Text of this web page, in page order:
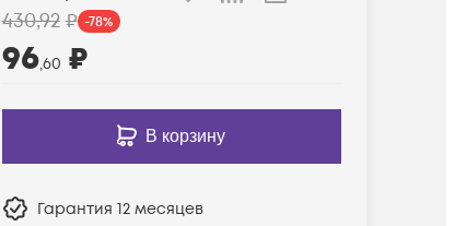
430,92 ₽ -78%
96,60 ₽
В корзину
Гарантия 12 месяцев